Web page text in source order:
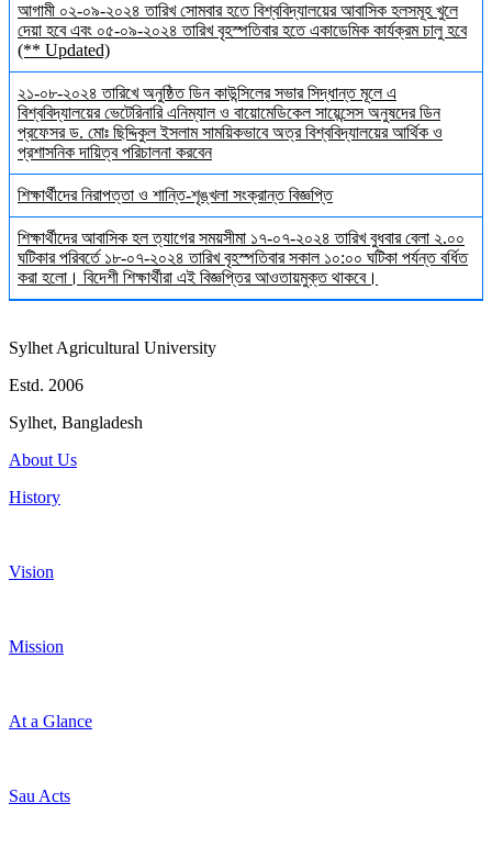
আগামী ০২-০৯-২০২৪ তারিখ সোমবার হতে বিশ্ববিদ্যালয়ের আবাসিক হলসমূহ খুলে
দেয়া হবে এবং ০৫-০৯-২০২৪ তারিখ বৃহস্পতিবার হতে একাডেমিক কার্যক্রম চালু হবে
(** Updated)
২১-০৮-২০২৪ তারিখে অনুষ্ঠিত ডিন কাউন্সিলের সভার সিদ্ধান্ত মূলে এ
বিশ্ববিদ্যালয়ের ভেটেরিনারি এনিম্যাল ও বায়োমেডিকেল সায়েন্সেস অনুষদের ডিন
প্রফেসর ড. মোঃ ছিদ্দিকুল ইসলাম সাময়িকভাবে অত্র বিশ্ববিদ্যালয়ের আর্থিক ও
প্রশাসনিক দায়িত্ব পরিচালনা করবেন
শিক্ষার্থীদের নিরাপত্তা ও শান্তি-শৃঙ্খলা সংক্রান্ত বিজ্ঞপ্তি
শিক্ষার্থীদের আবাসিক হল ত্যাগের সময়সীমা ১৭-০৭-২০২৪ তারিখ বুধবার বেলা ২.০০
ঘটিকার পরিবর্তে ১৮-০৭-২০২৪ তারিখ বৃহস্পতিবার সকাল ১০:০০ ঘটিকা পর্যন্ত বর্ধিত
করা হলো। বিদেশী শিক্ষার্থীরা এই বিজ্ঞপ্তির আওতায়মুক্ত থাকবে।
Sylhet Agricultural University
Estd. 2006
Sylhet, Bangladesh
About Us
History
Vision
Mission
At a Glance
Sau Acts